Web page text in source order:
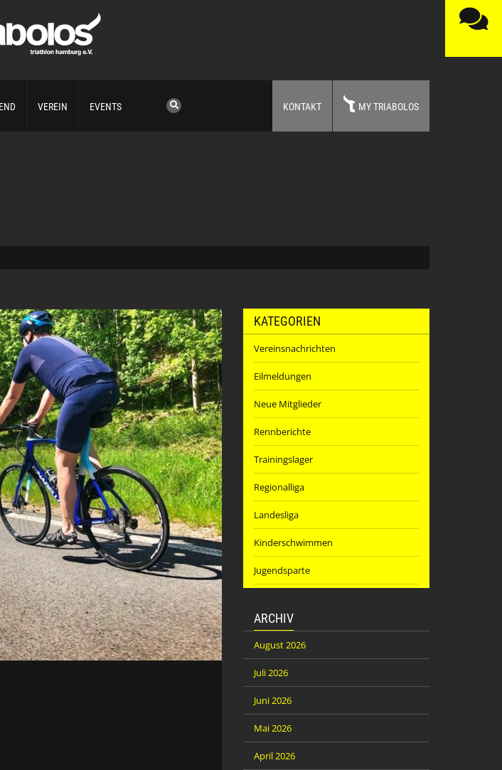
VEREIN EVENTS KONTAKT MY TRIABOLOS
KATEGORIEN
Vereinsnachrichten
Eilmeldungen
Neue Mitglieder
Rennberichte
Trainingslager
Regionalliga
Landesliga
Kinderschwimmen
Jugendsparte
ARCHIV
August 2026
Juli 2026
Juni 2026
Mai 2026
April 2026